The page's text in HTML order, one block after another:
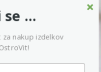
...
za nakup izdelkov